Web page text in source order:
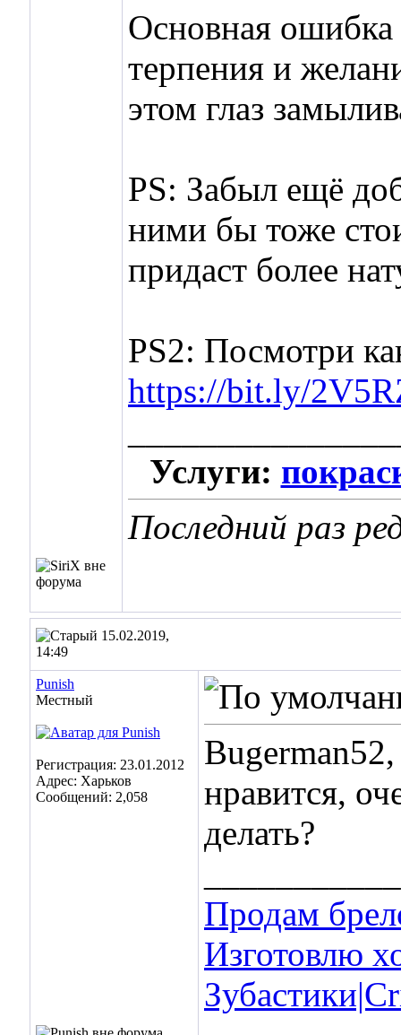
Основная ошибка
терпения и
этом глаз
PS: Забыл ещё
ними бы тоже
придаст более
PS2: Посмотри
https://bit.ly/
Услуги:
Последний раз
15.02.2019,
14:49
Punish
Местный
Регистрация: 23.01.2012
Адрес: Харьков
Сообщений: 2,058
нравится,
делать?
Продам
Изготовлю